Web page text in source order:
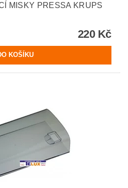
MISKY PRESSA KRUPS
220 Kč